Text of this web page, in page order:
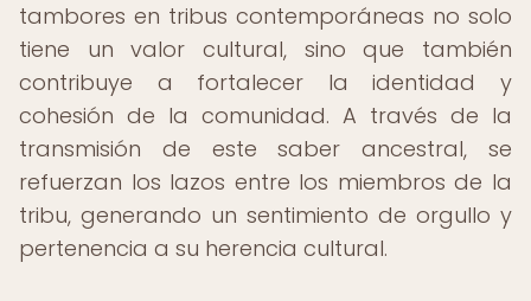
tambores en tribus contemporáneas no solo
tiene un valor cultural, sino que también
contribuye a fortalecer la identidad y
cohesión de la comunidad. A través de la
transmisión de este saber ancestral, se
refuerzan los lazos entre los miembros de la
tribu, generando un sentimiento de orgullo y
pertenencia a su herencia cultural.